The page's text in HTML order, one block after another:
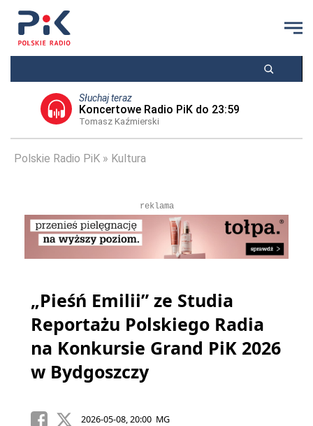
Słuchaj teraz
Koncertowe Radio PiK do 23:59
Tomasz Kaźmierski
Polskie Radio PiK Kultura
reklama
„Pieśń Emilii” ze Studia
Reportażu Polskiego Radia
na Konkursie Grand PiK 2026
w Bydgoszczy
2026-05-08, 20:00 MG